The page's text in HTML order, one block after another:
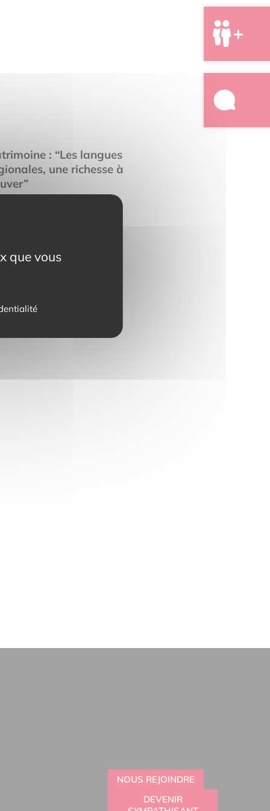
: “Les langues
une richesse à
NOUS REJOINDRE
DEVENIR
que vous